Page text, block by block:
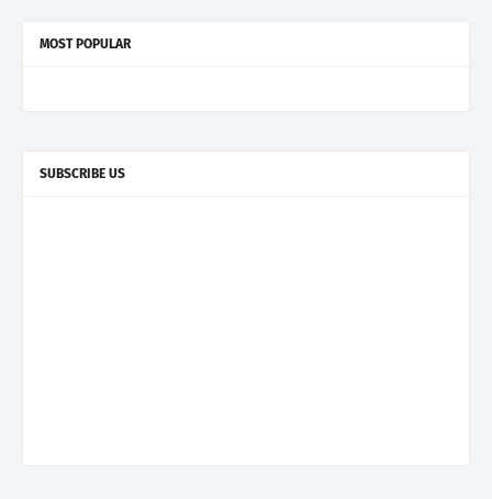
MOST POPULAR
SUBSCRIBE US